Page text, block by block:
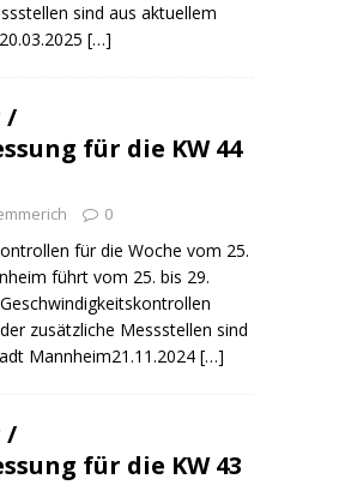
Longines EEF Nations Cup im
sind aus aktuellem
[…]
/
für die KW 44
0
für die Woche vom 25.
führt vom 25. bis 29.
zusätzliche Messstellen sind
Mannheim21.11.2024 […]
/
für die KW 43